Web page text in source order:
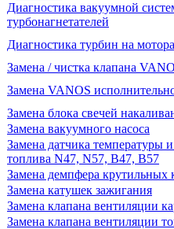
Диагностика вакуумной
турбонагнетателей
Диагностика турбин на
Замена / чистка клапана
Замена VANOS
Замена блока свечей
Замена вакуумного насоса
Замена датчика температуры
топлива N47, N57, B47, B57
Замена демпфера крутильных
Замена катушек зажигания
Замена клапана вентиляции
Замена клапана вентиляции